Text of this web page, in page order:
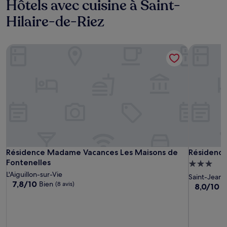
Hôtels avec cuisine à Saint-
Hilaire-de-Riez
Résidence Madame Vacances Les Maisons de
Fontenelles
Résidence Madame Vacances Les Maisons de Fontenelles
L'Aiguillon-sur-Vie
7.8
7,8/10 Bien (8 avis)
Résidence Madame Vacances Les Maisons de Fontenelles
3.0 étoiles
Saint-
8.0
8,0/10